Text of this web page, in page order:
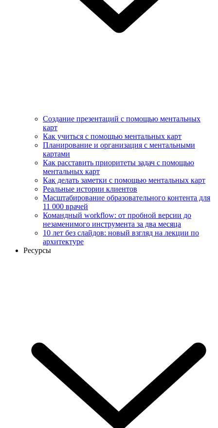
Создание презентаций с помощью ментальных
карт
Как учиться с помощью ментальных карт
Планирование и организация с ментальными
картами
Как расставить приоритеты задач с помощью
ментальных карт
Как делать заметки с помощью ментальных карт
Реальные истории клиентов
Масштабирование образовательного контента для
11 000 врачей
Командный workflow: от пробной версии до
незаменимого инструмента за два месяца
10 лет без слайдов: новый взгляд на лекции по
архитектуре
Ресурсы